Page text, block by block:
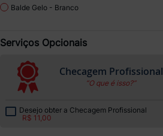
Balde Gelo - Branco
Serviços Opcionais
Checagem Profissional
“O que é isso?”
Desejo obter a Checagem Profissional
R$ 11,00